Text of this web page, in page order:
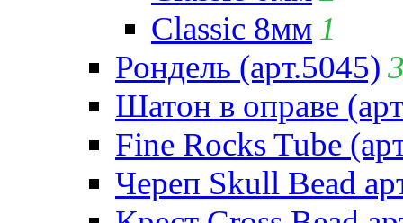
Classic 8мм 1
Рондель (арт.5045)
Шатон в оправе
Fine Rocks Tube
Череп Skull Bead